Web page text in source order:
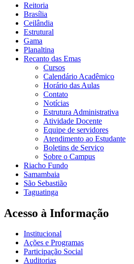
Reitoria
Brasília
Ceilândia
Estrutural
Gama
Planaltina
Recanto das Emas
Cursos
Calendário Acadêmico
Horário das Aulas
Contato
Notícias
Estrutura Administrativa
Atividade Docente
Equipe de servidores
Atendimento ao Estudante
Boletins de Serviço
Sobre o Campus
Riacho Fundo
Samambaia
São Sebastião
Taguatinga
Acesso à Informação
Institucional
Ações e Programas
Participação Social
Auditorias